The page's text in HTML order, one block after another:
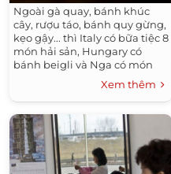
Ngoài gà quay, bánh khúc
cây, rượu táo, bánh quy gừng,
kẹo gậy... thì Italy có bữa tiệc 8
món hải sản, Hungary có
bánh beigli và Nga có món
Xem thêm